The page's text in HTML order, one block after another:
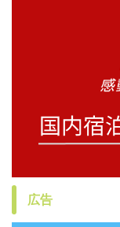
広告